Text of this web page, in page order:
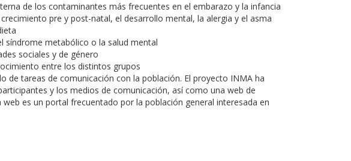
de los contaminantes más frecuentes en el embarazo y la infancia
pre y post-natal, el desarrollo mental, la alergia y el asma
síndrome metabólico o la salud mental
sociales y de género
entre los distintos grupos
de tareas de comunicación con la población. El proyecto INMA ha
y los medios de comunicación, así como una web de
es un portal frecuentado por la población general interesada en